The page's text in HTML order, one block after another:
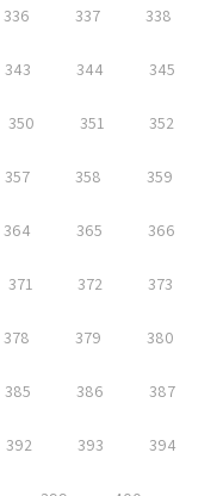
336 337 338
343 344 345
350 351 352
357 358 359
364 365 366
371 372 373
378 379 380
385 386 387
392 393 394